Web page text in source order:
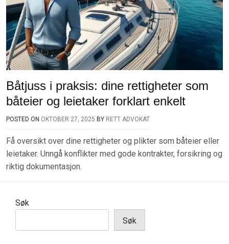
Båtjuss i praksis: dine rettigheter som
båteier og leietaker forklart enkelt
POSTED ON OKTOBER 27, 2025 BY RETT ADVOKAT
Få oversikt over dine rettigheter og plikter som båteier eller
leietaker. Unngå konflikter med gode kontrakter, forsikring og
riktig dokumentasjon.
Søk
Søk